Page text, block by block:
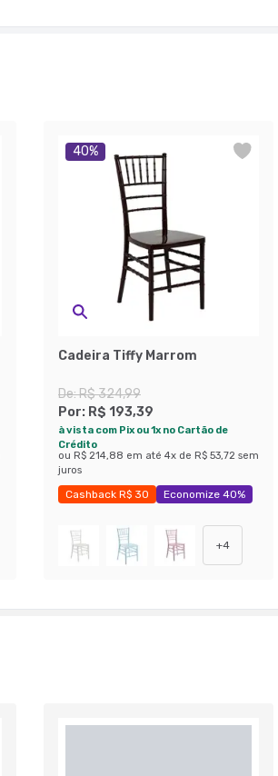
40%
Cadeira Tiffy Marrom
De:R$ 324,99
Por: R$ 193,39
à vista com Pix ou 1x no Cartão de
Crédito
ou R$ 214,88 em até 4x de R$ 53,72 sem
juros
Cashback R$ 30 Economize 40%
+4